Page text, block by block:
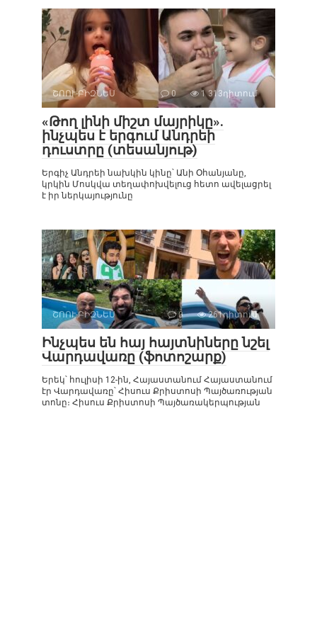
ՇՈՈՒ-ԲԻԶՆԵՍ 0 1 313դիտում
«Թող լինի միշտ մայրիկը».
ինչպես է երգում Անդրեի
դուստրը (տեսանյութ)
Երգիչ Անդրեի նախկին կինը՝ Անի Օհանյանը,
կրկին Մոսկվա տեղափոխվելուց հետո ավելացրել
է իր ներկայությունը
ՇՈՈՒ-ԲԻԶՆԵՍ 0 261դիտում
Ինչպես են հայ հայտնիները նշել
Վարդավառը (ֆոտոշարք)
Երեկ՝ հուլիսի 12-ին, Հայաստանում Հայաստանում
էր Վարդավառը՝ Հիսուս Քրիստոսի Պայծառության
տոնը։ Հիսուս Քրիստոսի Պայծառակերպության